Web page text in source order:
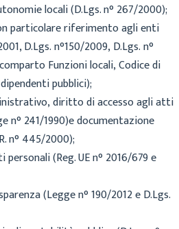
mie locali (D.Lgs. n° 267/2000);
particolare riferimento agli enti
D.Lgs.n°150/2009,D.Lgs.n°
comparto Funzionilocali,Codicedi
pubblici);
diritto di accesso agli atti
n° 241/1990)e documentazione
n° 445/2000);
personali(Reg. UEn° 2016/679e
(Legge n°190/2012 e D.Lgs.